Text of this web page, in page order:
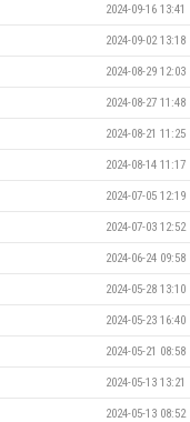
2024-09-16 13:41
2024-09-02 13:18
2024-08-29 12:03
2024-08-27 11:48
2024-08-21 11:25
2024-08-14 11:17
2024-07-05 12:19
2024-07-03 12:52
2024-06-24 09:58
2024-05-28 13:10
2024-05-23 16:40
2024-05-21 08:58
2024-05-13 13:21
2024-05-13 08:52